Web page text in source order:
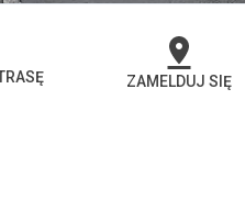
ZAMELDUJ SIĘ